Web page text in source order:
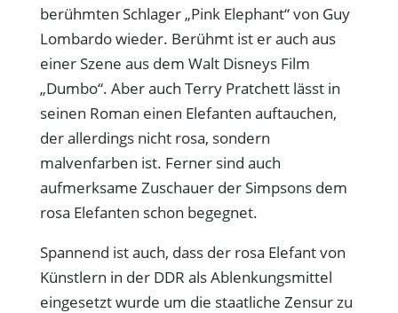
berühmten Schlager „Pink Elephant“ von Guy
Lombardo wieder. Berühmt ist er auch aus
einer Szene aus dem Walt Disneys Film
„Dumbo“. Aber auch Terry Pratchett lässt in
seinen Roman einen Elefanten auftauchen,
der allerdings nicht rosa, sondern
malvenfarben ist. Ferner sind auch
aufmerksame Zuschauer der Simpsons dem
rosa Elefanten schon begegnet.
Spannend ist auch, dass der rosa Elefant von
Künstlern in der DDR als Ablenkungsmittel
eingesetzt wurde um die staatliche Zensur zu